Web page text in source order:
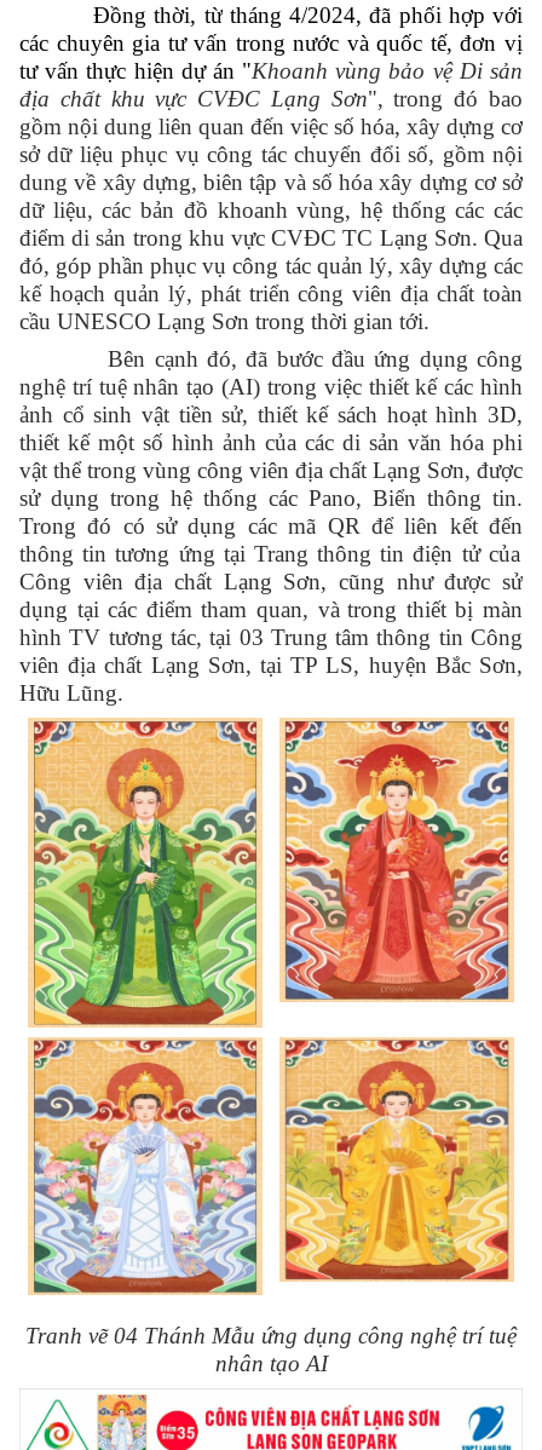
Đồng thời, từtháng 4/2024, đã phối hợp với
các chuyên gia tư vấn trong nước và quốc tế, đơn vị
tư vấn thực hiện dự án "Khoanh vùng bảo vệ Di sản
địa chất khu vực CVĐC Lạng Sơn", trong đó bao
gồm nội dung liên quan đến việc số hóa, xây dựng cơ
sở dữ liệu phục vụ công tác chuyển đổi số, gồm nội
dung về xây dựng, biên tập và số hóa xây dựng cơ sở
dữ liệu, các bản đồ khoanh vùng, hệ thống các các
điểm di sản trong khu vực CVĐC TC Lạng Sơn. Qua
đó, góp phần phục vụ công tác quản lý, xây dựng các
kế hoạch quản lý, phát triển công viên địa chất toàn
cầu UNESCO Lạng Sơn trong thời gian tới.
Bên cạnh đó, đã bước đầu ứng dụng công
nghệ trí tuệ nhân tạo (AI) trong việc thiết kế các hình
ảnh cổ sinh vật tiền sử, thiết kế sách hoạt hình 3D,
thiết kế một số hình ảnh của các di sản văn hóa phi
vật thể trong vùng công viên địa chất Lạng Sơn, được
sử dụng trong hệ thống các Pano, Biển thông tin.
Trong đó có sử dụng cácmã QR để liên kết đến
thông tin tương ứng tại Trang thông tin điện tử của
Công viên địa chất Lạng Sơn, cũng như được sử
dụng tại các điểm tham quan, và trong thiết bị màn
hình TV tương tác, tại 03 Trung tâm thông tin Công
viên địa chất Lạng Sơn, tại TP LS, huyện Bắc Sơn,
Hữu Lũng.
Tranh vẽ 04 Thánh Mẫu ứng dụng công nghệ trí tuệ
nhân tạo AI